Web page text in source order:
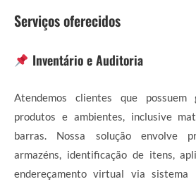
Serviços oferecidos
Inventário e Auditoria
Atendemos clientes que possuem
produtos e ambientes, inclusive
barras. Nossa solução envolve
armazéns, identificação de itens,
endereçamento virtual via sistema